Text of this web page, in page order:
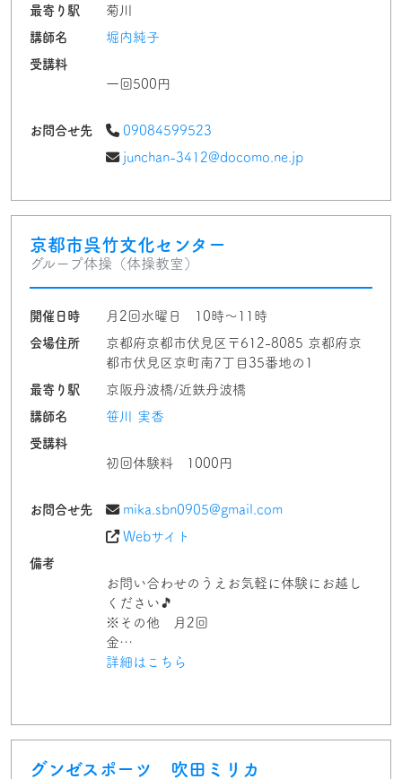
最寄り駅
菊川
講師名
堀内純子
受講料
一回500円
お問合せ先
09084599523
junchan-3412@docomo.ne.jp
京都市呉竹文化センター
グループ体操（体操教室）
開催日時
月2回水曜日 10時〜11時
会場住所
京都府京都市伏見区〒612-8085 京都府京
都市伏見区京町南7丁目35番地の1
最寄り駅
京阪丹波橋/近鉄丹波橋
講師名
笹川 実香
受講料
初回体験料 1000円
お問合せ先
mika.sbn0905@gmail.com
Webサイト
備考
お問い合わせのうえお気軽に体験にお越し
ください🎵
※その他 月2回
金…
詳細はこちら
グンゼスポーツ 吹田ミリカ